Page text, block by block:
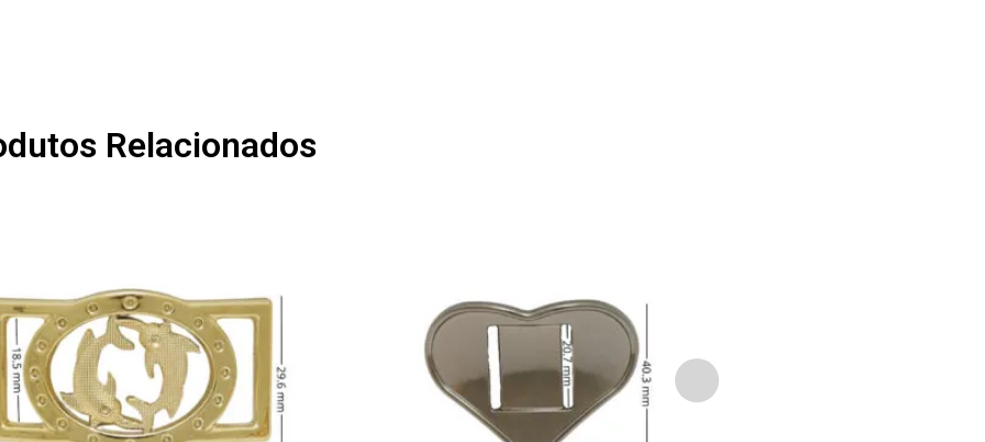
Relacionados